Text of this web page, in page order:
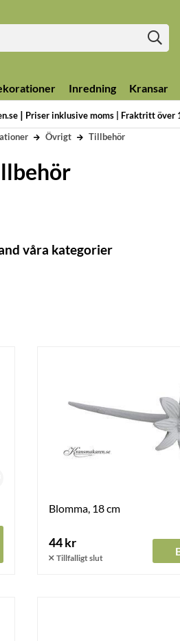
| Priser inklusive moms | Fraktritt över
Inredning Kransar
Övrigt Tillbehör
våra kategorier
Blomma, 18 cm
44 kr